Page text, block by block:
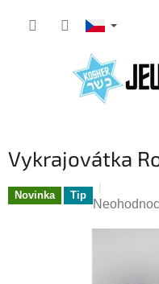
Vykrajovátka
Novinka Tip
Průměrné